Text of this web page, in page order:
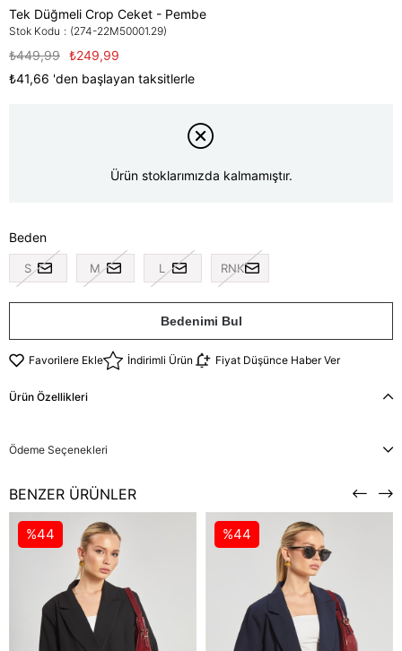
Tek Düğmeli Crop Ceket - Pembe
Stok Kodu (274-22M50001.29)
₺449,99 ₺249,99
₺41,66 'den başlayan taksitlerle
Ürün stoklarımızda kalmamıştır.
Beden
S M L RNK
Bedenimi Bul
Favorilere Ekle İndirimli Ürün Fiyat Düşünce Haber Ver
Ürün Özellikleri
Ödeme Seçenekleri
BENZER ÜRÜNLER
%44 %44